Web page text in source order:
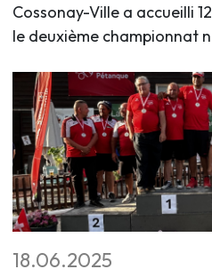
Cossonay-Ville a accueilli
le deuxième championnat
18.06.2025